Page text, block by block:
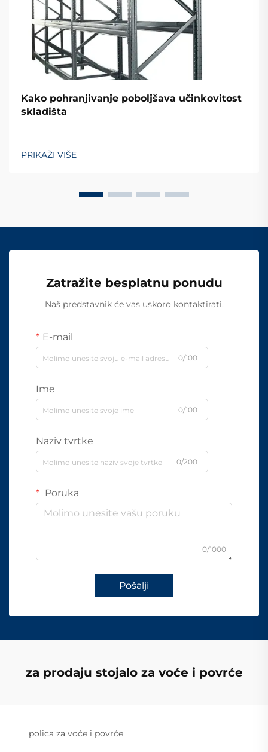
Kako pohranjivanje poboljšava učinkovitost
skladišta
PRIKAŽI VIŠE
Zatražite besplatnu ponudu
Naš predstavnik će vas uskoro kontaktirati.
E-mail
0/100
Ime
0/100
Naziv tvrtke
0/200
Poruka
0/1000
Pošalji
za prodaju stojalo za voće i povrće
polica za voće i povrće